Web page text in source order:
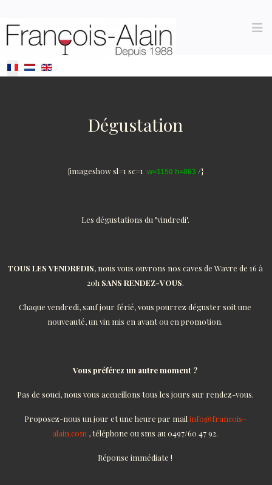
Dégustation
{imageshow sl=1 sc=1 w=1150 h=863 /}
Les dégustations du "vindredi".
TOUS LES VENDREDIS, nous vous ouvrons nos caves de Wavre de 16 à
20h SANS RENDEZ-VOUS.
Chaque vendredi, sauf jour férié, vous pourrez déguster soit une
nouveauté, un vin mis en avant ou en promotion.
Vous préférez un autre moment ?
Pas de souci, nous vous accueillons tous les jours sur rendez-vous.
Proposez-nous un jour et une heure par mail info@francois-
alain.com , téléphone ou sms au 0497/60 47 92.
Réponse immédiate !